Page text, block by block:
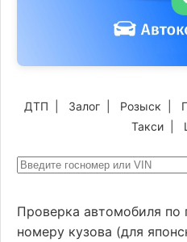
ДТП Залог Розыск
Такси|
Проверка автомобиля по
номеру кузова (для